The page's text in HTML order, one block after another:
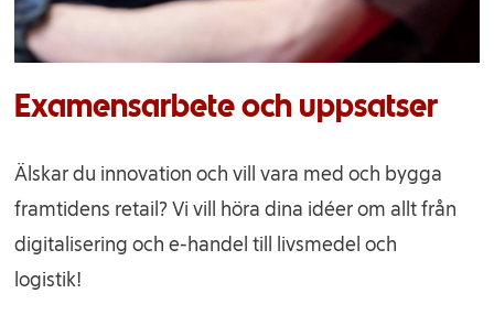
Examensarbete och uppsatser
Älskar du innovation och vill vara med och bygga
framtidens retail? Vi vill höra dina idéer om allt från
digitalisering och e-handel till livsmedel och
logistik!